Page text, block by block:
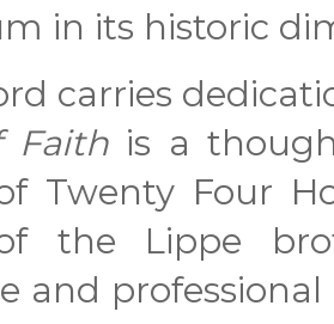
in its historic
carries
Faithis a
Twenty Four
the Lippe
and